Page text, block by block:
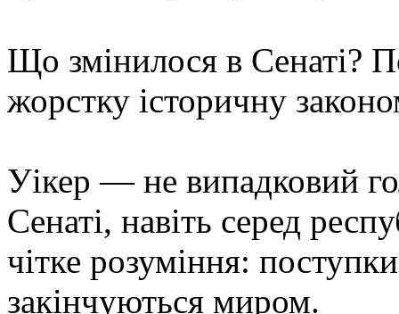
Що змінилося в Сенаті?
жорстку історичну
Уікер — не випадковий
Сенаті, навіть серед
чітке розуміння:
закінчуються миром.